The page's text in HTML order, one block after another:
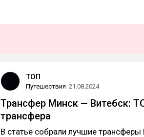
ТОП
Путешествия 21.08.2024
Трансфер Минск — Витебск:
трансфера
В статье собрали лучшие